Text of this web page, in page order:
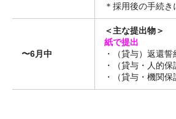
＊採用後の手続
〜6月中
＜主な提出物＞
紙で提出
・（貸与）返還誓
・（貸与・人的
・（貸与・機関